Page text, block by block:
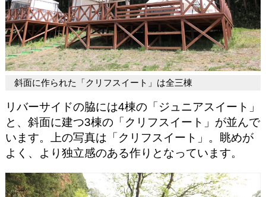
斜面に作られた「クリフスイート」は全三棟
リバーサイドの脇には4棟の「ジュニアスイート」
と、斜面に建つ3棟の「クリフスイート」が並んで
います。上の写真は「クリフスイート」。眺めが
よく、より独立感のある作りとなっています。